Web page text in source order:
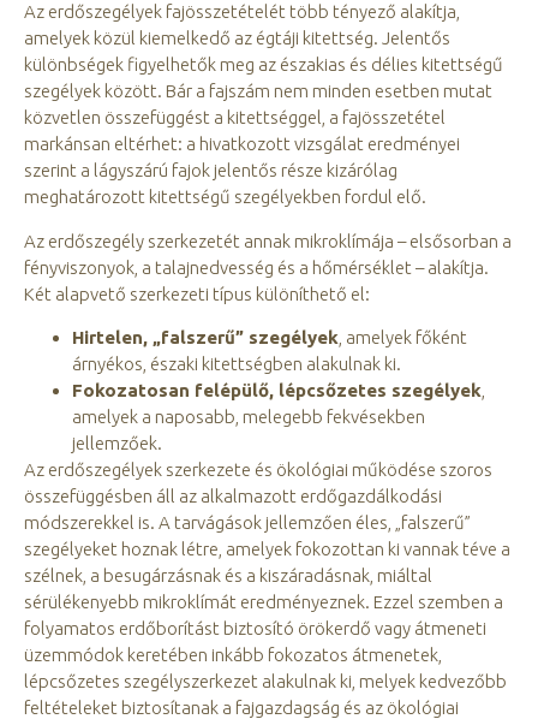
Az erdőszegélyek fajösszetételét több tényező alakítja,
amelyek közül kiemelkedő az égtáji kitettség. Jelentős
különbségek figyelhetők meg az északias és délies kitettségű
szegélyek között. Bár a fajszám nem minden esetben mutat
közvetlen összefüggést a kitettséggel, a fajösszetétel
markánsan eltérhet: a hivatkozott vizsgálat eredményei
szerint a lágyszárú fajok jelentős része kizárólag
meghatározott kitettségű szegélyekben fordul elő.
Az erdőszegély szerkezetét annak mikroklímája – elsősorban a
fényviszonyok, a talajnedvesség és a hőmérséklet – alakítja.
Két alapvető szerkezeti típus különíthető el:
Hirtelen, „falszerű” szegélyek , amelyek főként
árnyékos, északi kitettségben alakulnak ki.
Fokozatosan felépülő, lépcsőzetes szegélyek
amelyek a naposabb, melegebb fekvésekben
jellemzőek.
Az erdőszegélyek szerkezete és ökológiai működése szoros
összefüggésben áll az alkalmazott erdőgazdálkodási
módszerekkel is. A tarvágások jellemzően éles, „falszerű”
szegélyeket hoznak létre, amelyek fokozottan ki vannak téve a
szélnek, a besugárzásnak és a kiszáradásnak, miáltal
sérülékenyebb mikroklímát eredményeznek. Ezzel szemben a
folyamatos erdőborítást biztosító örökerdő vagy átmeneti
üzemmódok keretében inkább fokozatos átmenetek,
lépcsőzetes szegélyszerkezet alakulnak ki, melyek kedvezőbb
feltételeket biztosítanak a fajgazdagság és az ökológiai